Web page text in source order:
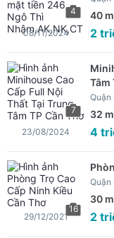
4 40 m
2
08/11/2024
7
Tâm
Quận
32 m
4
23/08/2024
16
Quận
30 m
2
29/12/2021